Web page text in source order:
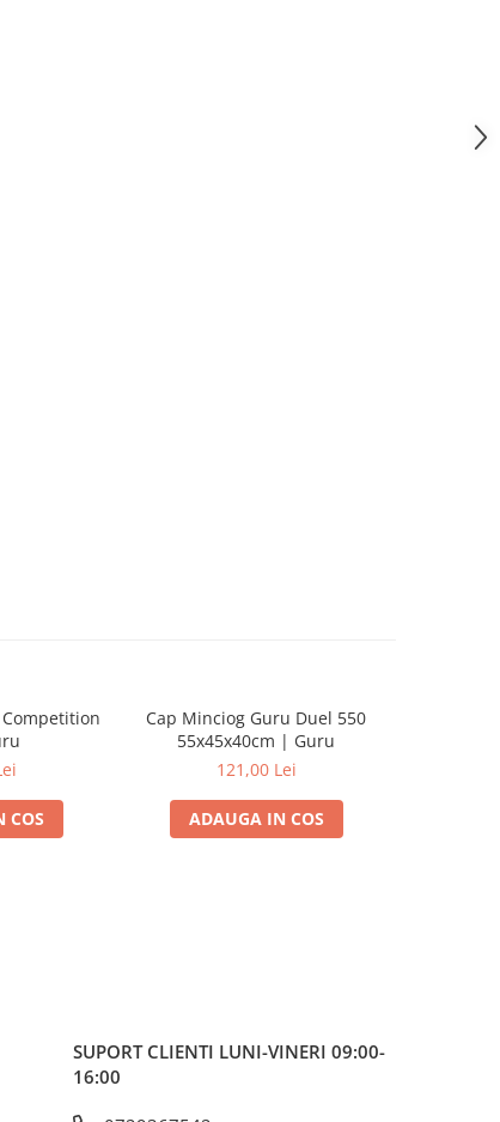
COS
Cap Minciog Guru Duel 550
55x45x40cm | Guru
121,00 Lei
ADAUGA IN COS
SUPORT CLIENTI LUNI-VINERI 09:00-
16:00